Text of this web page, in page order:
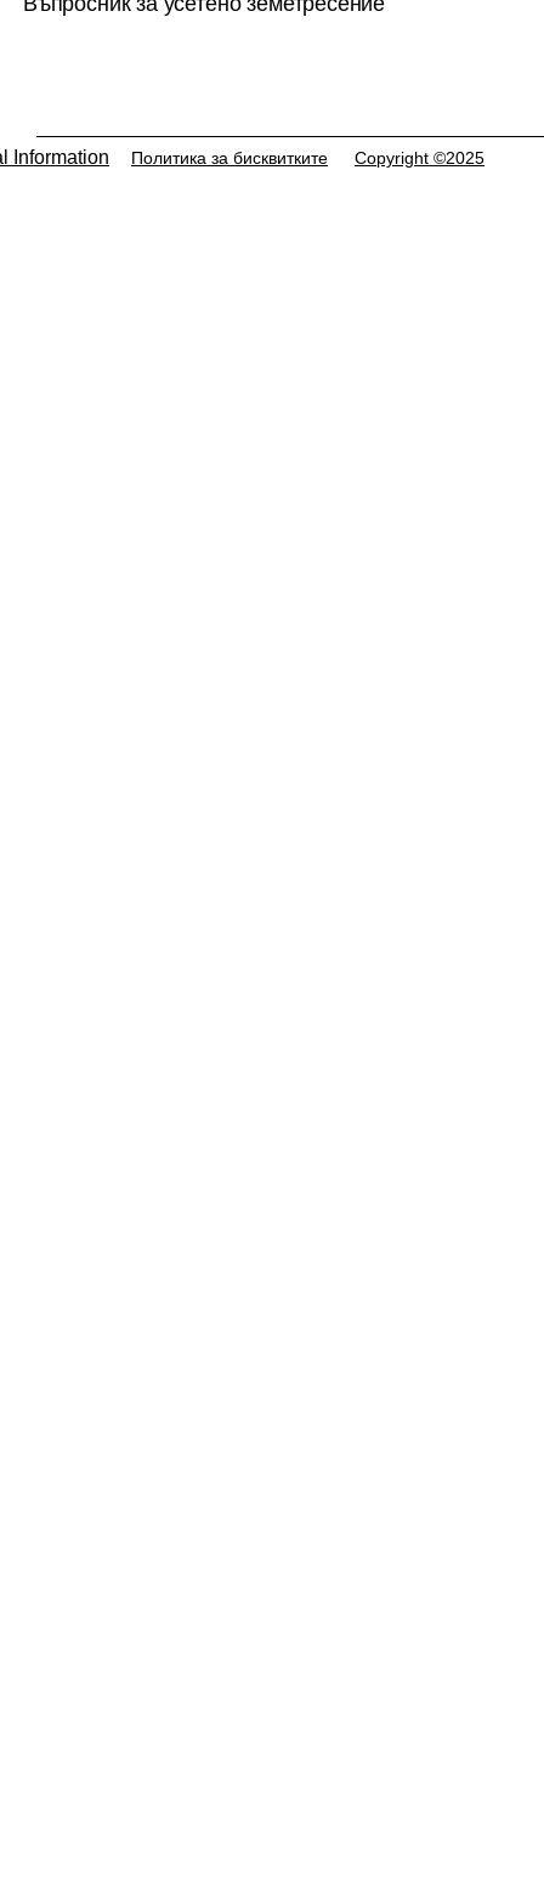
Information Copyright ©2025
Политика за бисквитките